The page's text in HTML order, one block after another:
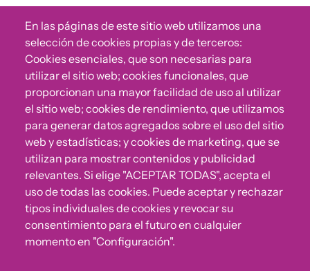
En las páginas de este sitio web utilizamos una
selección de cookies propias y de terceros:
Cookies esenciales, que son necesarias para
utilizar el sitio web; cookies funcionales, que
proporcionan una mayor facilidad de uso al utilizar
el sitio web; cookies de rendimiento, que utilizamos
para generar datos agregados sobre el uso del sitio
web y estadísticas; y cookies de marketing, que se
utilizan para mostrar contenidos y publicidad
relevantes. Si elige "ACEPTAR TODAS", acepta el
uso de todas las cookies. Puede aceptar y rechazar
tipos individuales de cookies y revocar su
consentimiento para el futuro en cualquier
momento en "Configuración".